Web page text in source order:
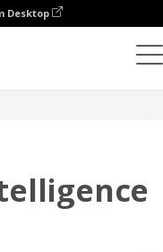
Desktop